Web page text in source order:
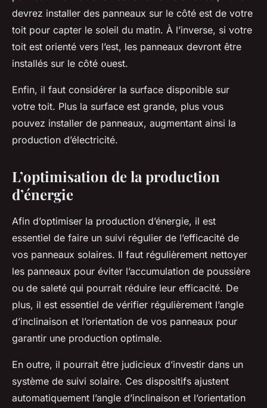
devrez installer des panneaux sur le côté est de votre
toit pour capter le soleil du matin. À l’inverse, si votre
toit est orienté vers l’est, les panneaux devront être
installés sur le côté ouest.
Enfin, il faut considérer la surface disponible sur
votre toit. Plus la surface est grande, plus vous
pouvez installer de panneaux, augmentant ainsi la
production d’électricité.
L’optimisation de la production
d’énergie
Afin d’optimiser la production d’énergie, il est
essentiel de faire un suivi régulier de l’efficacité de
vos panneaux solaires. Il faut régulièrement nettoyer
les panneaux pour éviter l’accumulation de poussière
ou de saleté qui pourrait réduire leur efficacité. De
plus, il est essentiel de vérifier régulièrement l’angle
d’inclinaison et l’orientation de vos panneaux pour
garantir une production optimale.
En outre, il pourrait être judicieux d’investir dans un
système de suivi solaire. Ces dispositifs ajustent
automatiquement l’angle d’inclinaison et l’orientation